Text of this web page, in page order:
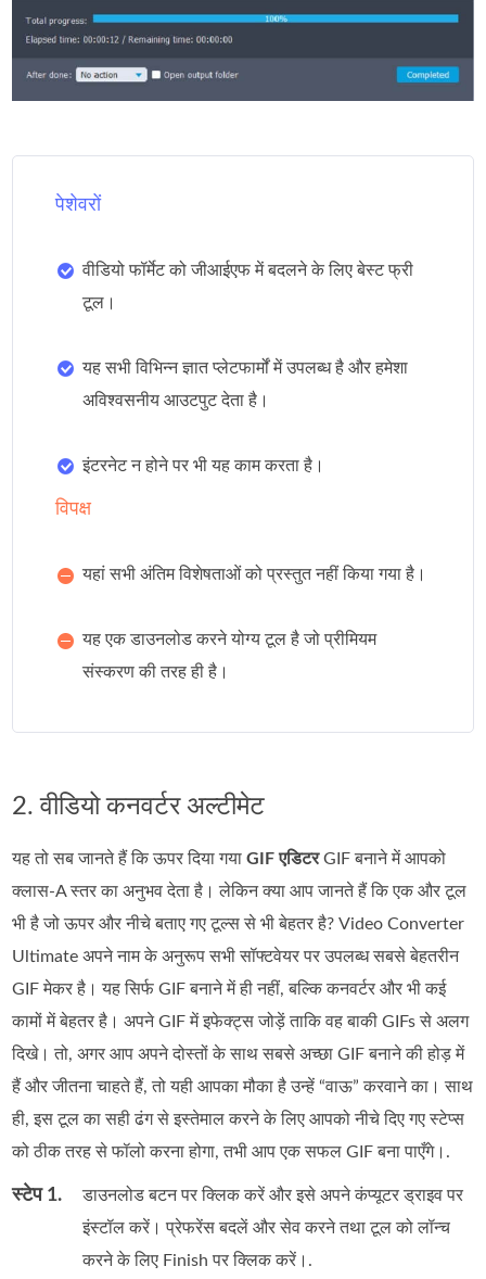
पेशेवरों
वीडियो फॉर्मेट को जीआईएफ में बदलने के लिए बेस्ट फ्री
टूल।
यह सभी विभिन्न ज्ञात प्लेटफार्मों में उपलब्ध है और हमेशा
अविश्वसनीय आउटपुट देता है।
इंटरनेट न होने पर भी यह काम करता है।
विपक्ष
यहां सभी अंतिम विशेषताओं को प्रस्तुत नहीं किया गया है।
यह एक डाउनलोड करने योग्य टूल है जो प्रीमियम
संस्करण की तरह ही है।
2. वीडियो कनवर्टर अल्टीमेट
यह तो सब जानते हैं कि ऊपर दिया गयाGIF एडिटरGIF बनाने में आपको
क्लास‑A स्तर का अनुभव देता है। लेकिन क्या आप जानते हैं कि एक और टूल
भी है जो ऊपर और नीचे बताए गए टूल्स से भी बेहतर है? Video Converter
Ultimate अपने नाम के अनुरूप सभी सॉफ्टवेयर पर उपलब्ध सबसे बेहतरीन
GIF मेकर है। यह सिर्फ GIF बनाने में ही नहीं, बल्कि कनवर्टर और भी कई
कामों में बेहतर है। अपने GIF में इफेक्ट्स जोड़ें ताकि वह बाकी GIFs से अलग
दिखे। तो, अगर आप अपने दोस्तों के साथ सबसे अच्छा GIF बनाने की होड़ में
हैं और जीतना चाहते हैं, तो यही आपका मौका है उन्हें “वाऊ” करवाने का। साथ
ही, इस टूल का सही ढंग से इस्तेमाल करने के लिए आपको नीचे दिए गए स्टेप्स
को ठीक तरह से फॉलो करना होगा, तभी आप एक सफल GIF बना पाएँगे।.
स्टेप 1.
डाउनलोड बटन पर क्लिक करें और इसे अपने कंप्यूटर ड्राइव पर
इंस्टॉल करें। प्रेफरेंस बदलें और सेव करने तथा टूल को लॉन्च
करने के लिए Finish पर क्लिक करें।.